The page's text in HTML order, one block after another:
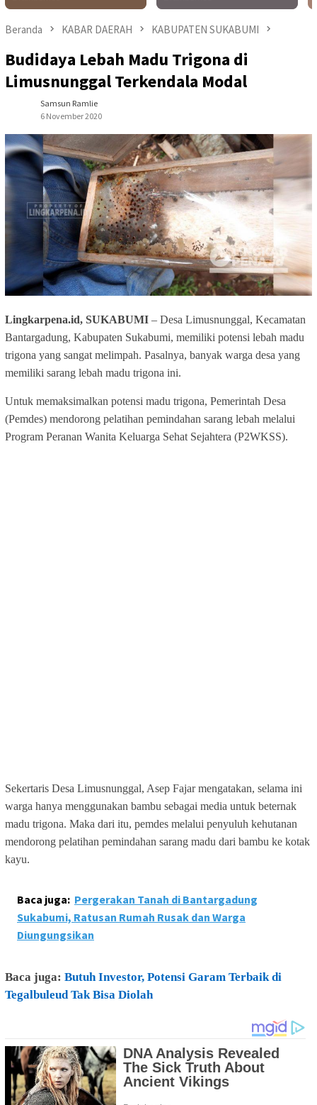
Beranda KABAR DAERAH KABUPATEN SUKABUMI
Budidaya Lebah Madu Trigona di
Limusnunggal Terkendala Modal
Samsun Ramlie
6 November 2020
Lingkarpena.id, SUKABUMI – Desa Limusnunggal, Kecamatan
Bantargadung, Kabupaten Sukabumi, memiliki potensi lebah madu
trigona yang sangat melimpah. Pasalnya, banyak warga desa yang
memiliki sarang lebah madu trigona ini.
Untuk memaksimalkan potensi madu trigona, Pemerintah Desa
(Pemdes) mendorong pelatihan pemindahan sarang lebah melalui
Program Peranan Wanita Keluarga Sehat Sejahtera (P2WKSS).
Sekertaris Desa Limusnunggal, Asep Fajar mengatakan, selama ini
warga hanya menggunakan bambu sebagai media untuk beternak
madu trigona. Maka dari itu, pemdes melalui penyuluh kehutanan
mendorong pelatihan pemindahan sarang madu dari bambu ke kotak
kayu.
Baca juga: Pergerakan Tanah di Bantargadung
Sukabumi, Ratusan Rumah Rusak dan Warga
Diungungsikan
Baca juga: Butuh Investor, Potensi Garam Terbaik di
Tegalbuleud Tak Bisa Diolah